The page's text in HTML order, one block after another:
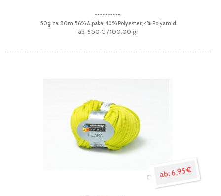
50g, ca. 80m, 56% Alpaka, 40% Polyester, 4% Polyamid
6,50 € / 100.00 gr
6,95 €